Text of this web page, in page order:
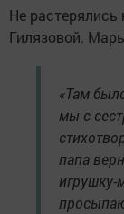
Не растерялись
Гилязовой.
«Там
мы с
папа
игрушку-